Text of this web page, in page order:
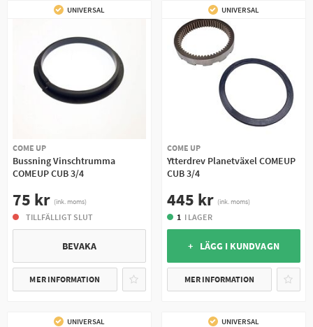
UNIVERSAL
COME UP
Bussning Vinschtrumma
COMEUP CUB 3/4
75 kr (ink. moms)
TILLFÄLLIGT SLUT
BEVAKA
MER INFORMATION
UNIVERSAL
COME UP
Ytterdrev Planetväxel COMEUP
CUB 3/4
445 kr (ink. moms)
1 I LAGER
+ LÄGG I KUNDVAGN
MER INFORMATION
UNIVERSAL UNIVERSAL